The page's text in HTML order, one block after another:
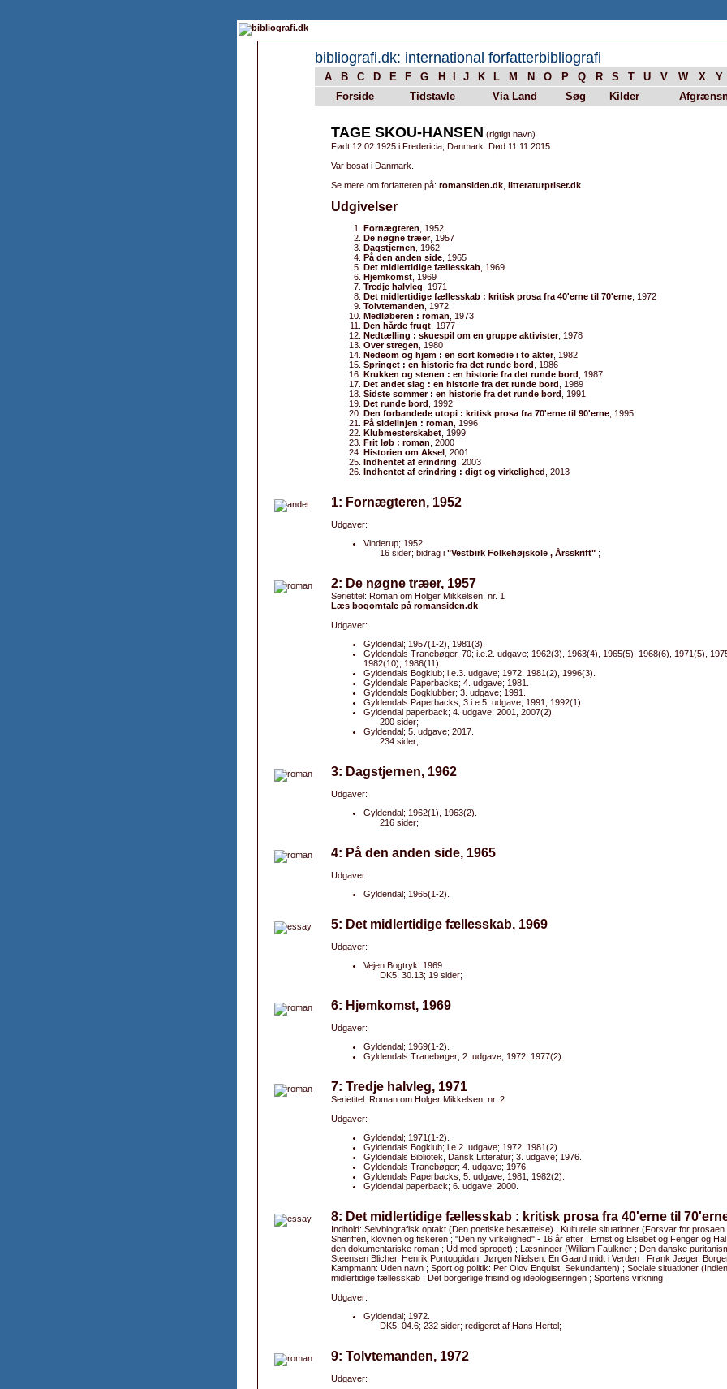
bibliografi.dk: international forfatterbibliografi
A B C D E F G H J K L M N O P Q R S T U V W X Y
Forside
Tidstavle Via Land Søg Kilder
TAGE SKOU-HANSEN (rigtigt navn)
Født 12.02.1925 i Fredericia, Danmark. Død 11.11.2015.
Var bosat i Danmark.
Se mere om forfatteren på: romansiden.dk litteraturpriser.dk
Udgivelser
Fornægteren , 1952
De nøgne træer, 1957
Dagstjernen , 1962
På den anden side , 1965
Det midlertidige fællesskab , 1969
Hjemkomst , 1969
Tredje halvleg , 1971
Det midlertidige fællesskab : kritisk prosa fra 40'erne til 70'erne , 1972
Tolvtemanden , 1972
Medløberen : roman , 1973
Den hårde frugt , 1977
Nedtælling : skuespil om en gruppe aktivister, 1978
Over stregen , 1980
Nedeom og hjem : en sort komedie i to akter, 1982
Springet : en historie fra det runde bord , 1986
Krukken og stenen : en historie fra det runde bord , 1987
Det andet slag : en historie fra det runde bord , 1989
Sidste sommer : en historie fra det runde bord , 1991
Det runde bord , 1992
Den forbandede utopi : kritisk prosa fra 70'erne til 90'erne , 1995
På sidelinjen : roman , 1996
Klubmesterskabet , 1999
Frit løb : roman , 2000
Historien om Aksel , 2001
Indhentet af erindring , 2003
Indhentet af erindring : digt og virkelighed , 2013
1: Fornægteren, 1952
Udgaver:
Vinderup; 1952.
16 sider; bidrag i "Vestbirk Folkehøjskole , Årsskrift" ;
2: De nøgne træer, 1957
Serietitel: Roman om Holger Mikkelsen, nr. 1
Læs bogomtale på romansiden.dk
Udgaver:
Gyldendal; 1957(1-2), 1981(3).
Gyldendals Tranebøger, 70; i.e.2. udgave; 1962(3), 1963(4), 1965(5), 1968(6), 1971(5),
1982(10), 1986(11).
Gyldendals Bogklub; i.e.3. udgave; 1972, 1981(2), 1996(3).
Gyldendals Paperbacks; 4. udgave; 1981.
Gyldendals Bogklubber; 3. udgave; 1991.
Gyldendals Paperbacks; 3.i.e.5. udgave; 1991, 1992(1).
Gyldendal paperback; 4. udgave; 2001, 2007(2).
200 sider;
Gyldendal; 5. udgave; 2017.
234 sider;
3: Dagstjernen, 1962
Udgaver:
Gyldendal; 1962(1), 1963(2).
216 sider;
4: På den anden side, 1965
Udgaver:
Gyldendal; 1965(1-2).
5: Det midlertidige fællesskab, 1969
Udgaver:
Vejen Bogtryk; 1969.
DK5: 30.13; 19 sider;
6: Hjemkomst, 1969
Udgaver:
Gyldendal; 1969(1-2).
Gyldendals Tranebøger; 2. udgave; 1972, 1977(2).
7: Tredje halvleg, 1971
Serietitel: Roman om Holger Mikkelsen, nr. 2
Udgaver:
Gyldendal; 1971(1-2).
Gyldendals Bogklub; i.e.2. udgave; 1972, 1981(2).
Gyldendals Bibliotek, Dansk Litteratur; 3. udgave; 1976.
Gyldendals Tranebøger; 4. udgave; 1976.
Gyldendals Paperbacks; 5. udgave; 1981, 1982(2).
Gyldendal paperback; 6. udgave; 2000.
8: Det midlertidige fællesskab : kritisk prosa fra 40'erne til
Indhold: Selvbiografisk optakt (Den poetiske besættelse) ; Kulturelle situationer (Forsvar for prosaen
Sheriffen, klovnen og fiskeren ; "Den ny virkelighed" - 16 år efter ; Ernst og Elsebet og Fenger og
den dokumentariske roman ; Ud med sproget) ; Læsninger (William Faulkner ; Den danske
Steensen Blicher, Henrik Pontoppidan, Jørgen Nielsen: En Gaard midt i Verden ; Frank Jæger.
Kampmann: Uden navn ; Sport og politik: Per Olov Enquist: Sekundanten) ; Sociale situationer
midlertidige fællesskab ; Det borgerlige frisind og ideologiseringen ; Sportens virkning
Udgaver:
Gyldendal; 1972.
DK5: 04.6; 232 sider; redigeret af Hans Hertel;
9: Tolvtemanden, 1972
Udgaver: